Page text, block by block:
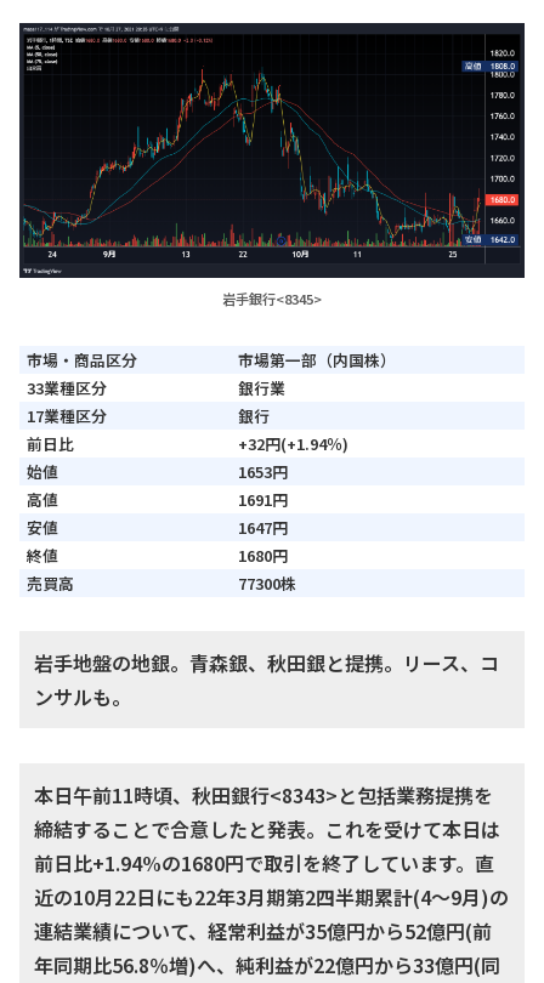
岩手銀行<8345>
市場・商品区分
市場第一部（内国株）
33業種区分
銀行業
17業種区分
銀行
前日比
+32円(+1.94％)
始値
1653円
高値
1691円
安値
1647円
終値
1680円
売買高
77300株
岩手地盤の地銀。青森銀、秋田銀と提携。リース、コ
ンサルも。
本日午前11時頃、秋田銀行<8343>と包括業務提携を
締結することで合意したと発表。これを受けて本日は
前日比+1.94%の1680円で取引を終了しています。直
近の10月22日にも22年3月期第2四半期累計(4～9月)の
連結業績について、経常利益が35億円から52億円(前
年同期比56.8％増)へ、純利益が22億円から33億円(同